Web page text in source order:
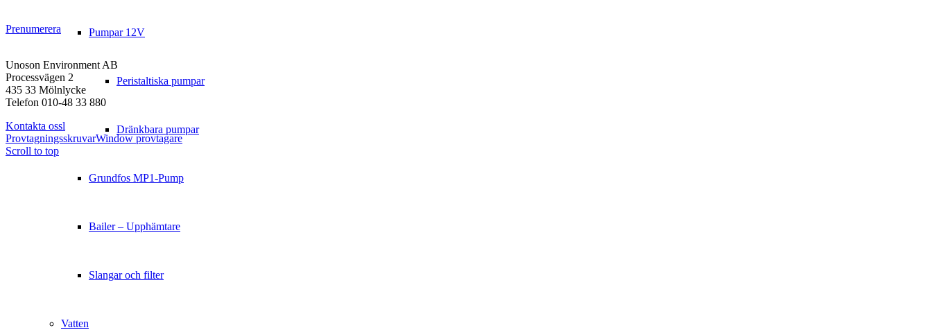
Pumpar 12V
Peristaltiska pumpar
Dränkbara pumpar
Grundfos MP1-Pump
Bailer – Upphämtare
Slangar och filter
Vatten
Prenumerera
Unoson Environment AB
Processvägen 2
435 33 Mölnlycke
Telefon 010-48 33 880
Kontakta ossl
ProvtagningsskruvarWindow provtagare
Scroll to top